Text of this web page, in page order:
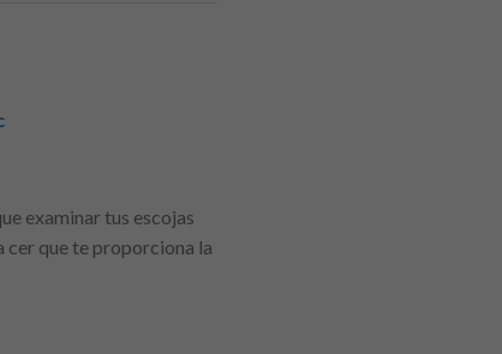
examinar tus escojas
cer que te proporciona la